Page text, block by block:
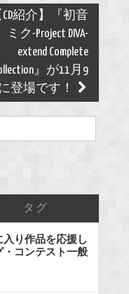
CD紹介】『初音
ミク-Project DIVA-
extend Complete
』が11月9
登場です！
タグ
り作品を応援し
・コンテスト一般